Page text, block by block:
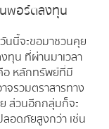
นพอร์ตลงทุน
นนี้จะขอมาชวนคุย
ทุน ที่ผ่านมาเวลา
อ หลักทรัพย์ที่มี
รวมตราสารทาง
ส่วนอีกกลุ่มก็จะ
อดภัยสูงกว่า เช่น